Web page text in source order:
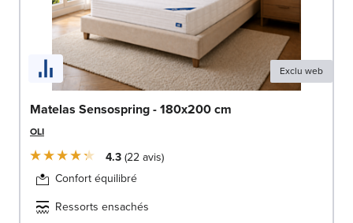
Exclu web
Matelas Sensospring - 180x200 cm
OLI
4.3 22avis
Confort équilibré
Ressorts ensachés